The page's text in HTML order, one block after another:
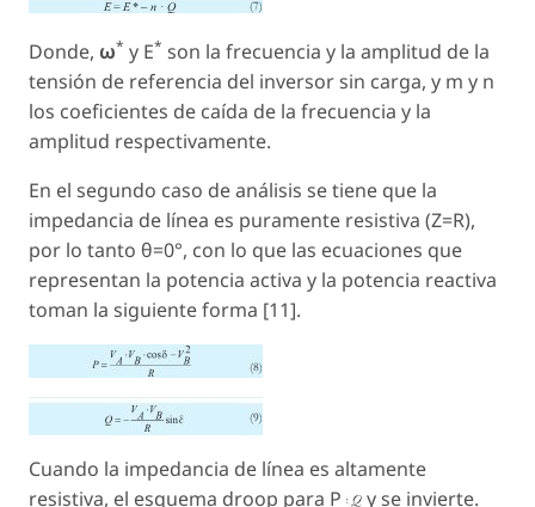
Donde, ω* y E* son la frecuencia y la amplitud de la
tensión de referencia del inversor sin carga, y m y n
los coeficientes de caída de la frecuencia y la
amplitud respectivamente.
En el segundo caso de análisis se tiene que la
impedancia de línea es puramente resistiva (Z=R),
por lo tanto θ=0°, con lo que las ecuaciones que
representan la potencia activa y la potencia reactiva
toman la siguiente forma [11].
Cuando la impedancia de línea es altamente
resistiva, el esquema droop para P
y se invierte.